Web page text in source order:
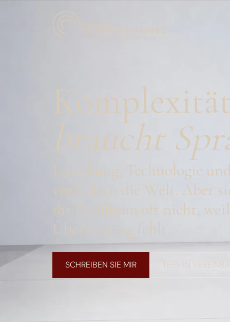
Komplexität
braucht
Forschung, Technologie
verändern die Welt. Aber
ihr Publikum oft nicht,
Übersetzung fehlt.
SCHREIBEN SIE MIR TERMIN